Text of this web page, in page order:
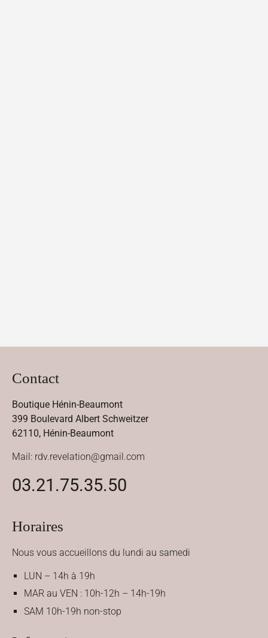
Contact
Boutique Hénin-Beaumont
399 Boulevard Albert Schweitzer
62110, Hénin-Beaumont
Mail: rdv.revelation@gmail.com
03.21.75.35.50
Horaires
Nous vous accueillons du lundi au samedi
LUN – 14h à 19h
MAR au VEN : 10h-12h – 14h-19h
SAM 10h-19h non-stop